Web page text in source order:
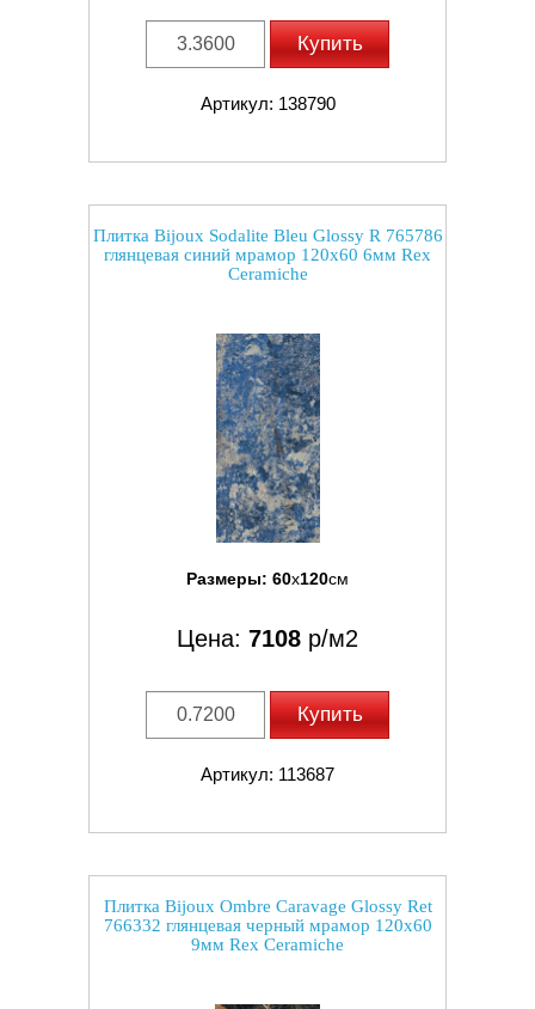
Купить
Артикул: 138790
Плитка Bijoux Sodalite Bleu Glossy R 765786
глянцевая синий мрамор 120x60 6мм Rex
Ceramiche
Размеры: 60x120см
Цена: 7108 р/м2
Купить
Артикул: 113687
Плитка Bijoux Ombre Caravage Glossy Ret
766332 глянцевая черный мрамор 120x60
9мм Rex Ceramiche